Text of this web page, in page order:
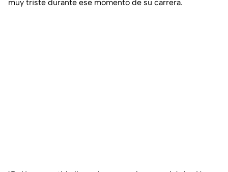
muy triste durante ese momento de su carrera.